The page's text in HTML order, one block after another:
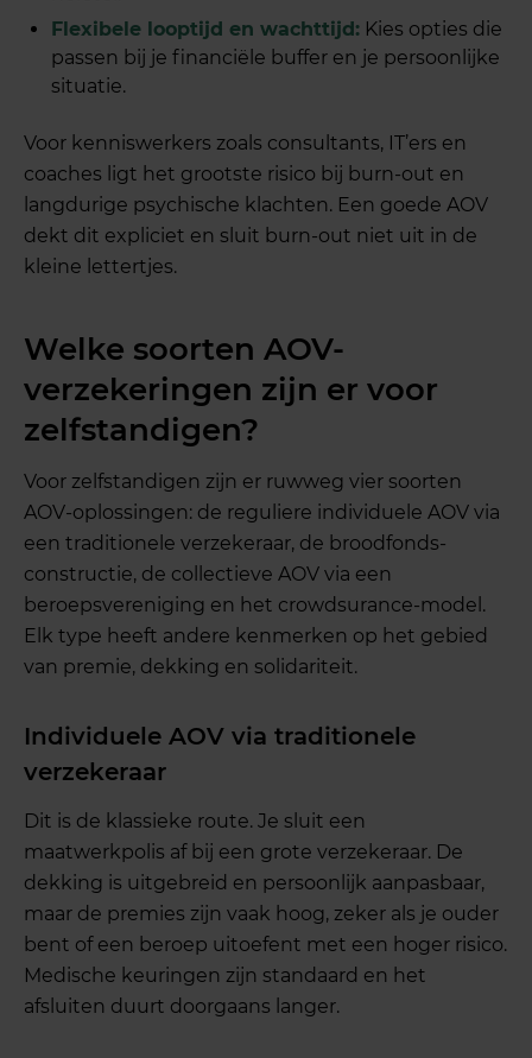
Flexibele looptijd en wachttijd: Kies opties die
passen bij je financiële buffer en je persoonlijke
situatie.
Voor kenniswerkers zoals consultants, IT’ers en
coaches ligt het grootste risico bij burn-out en
langdurige psychische klachten. Een goede AOV
dekt dit expliciet en sluit burn-out niet uit in de
kleine lettertjes.
Welke soorten AOV-
verzekeringen zijn er voor
zelfstandigen?
Voor zelfstandigen zijn er ruwweg vier soorten
AOV-oplossingen: de reguliere individuele AOV via
een traditionele verzekeraar, de broodfonds-
constructie, de collectieve AOV via een
beroepsvereniging en het crowdsurance-model.
Elk type heeft andere kenmerken op het gebied
van premie, dekking en solidariteit.
Individuele AOV via traditionele
verzekeraar
Dit is de klassieke route. Je sluit een
maatwerkpolis af bij een grote verzekeraar. De
dekking is uitgebreid en persoonlijk aanpasbaar,
maar de premies zijn vaak hoog, zeker als je ouder
bent of een beroep uitoefent met een hoger risico.
Medische keuringen zijn standaard en het
afsluiten duurt doorgaans langer.